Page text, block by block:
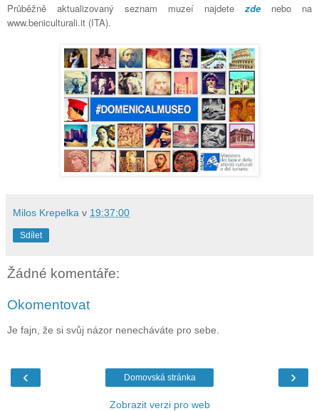
Průběžně aktualizovaný seznam muzeí najdete zdenebo na
www.beniculturali.it (ITA).
Milos Krepelka v 19:37:00
Sdílet
Žádné komentáře:
Okomentovat
Je fajn, že si svůj názor nenecháváte pro sebe.
‹ ›
Domovská stránka
Zobrazit verzi pro web